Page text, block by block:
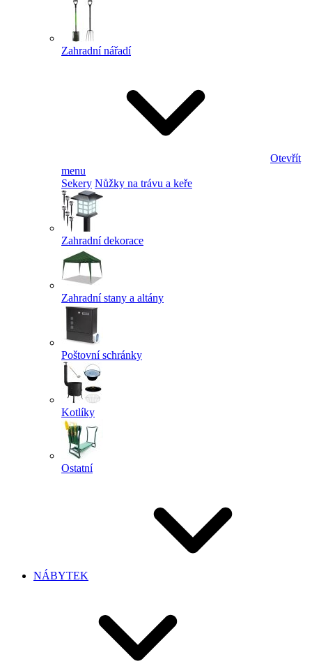
Zahradní nářadí
Otevřít
menu
Sekery Nůžky na trávu a keře
Zahradní dekorace
Zahradní stany a altány
Poštovní schránky
Kotlíky
Ostatní
NÁBYTEK